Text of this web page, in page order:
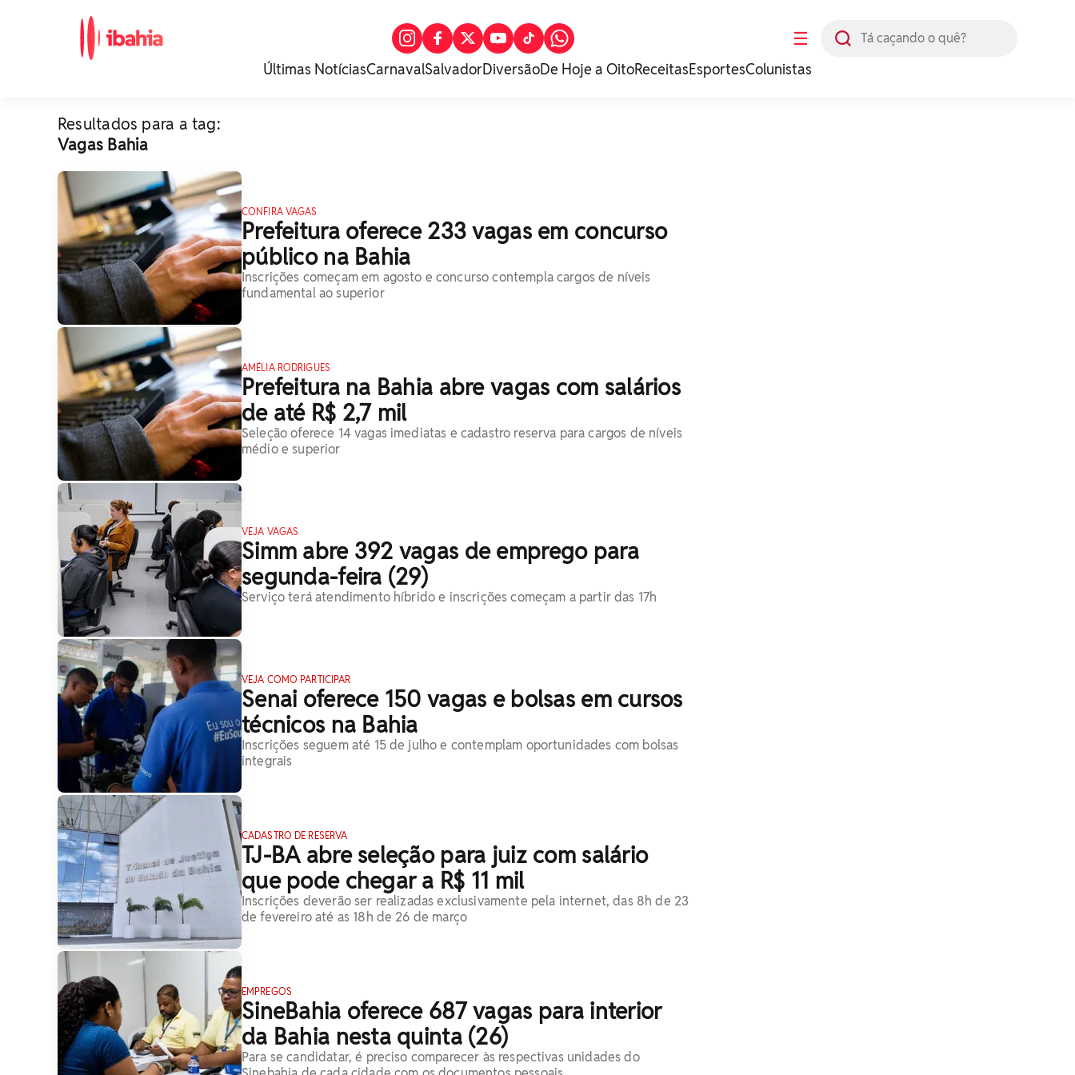
☰
Últimas NotíciasCarnavalSalvadorDiversãoDe Hoje a OitoReceitasEsportesColunistas
Resultados para a tag:
Vagas Bahia
CONFIRA VAGAS
Prefeitura oferece 233 vagas em concurso
público na Bahia
Inscrições começam em agosto e concurso contempla cargos de níveis
fundamental ao superior
AMÉLIA RODRIGUES
Prefeitura na Bahia abre vagas com salários
de até R$ 2,7 mil
Seleção oferece 14 vagas imediatas e cadastro reserva para cargos de níveis
médio e superior
VEJA VAGAS
Simm abre 392 vagas de emprego para
segunda-feira (29)
Serviço terá atendimento híbrido e inscrições começam a partir das 17h
VEJA COMO PARTICIPAR
Senai oferece 150 vagas e bolsas em cursos
técnicos na Bahia
Inscrições seguem até 15 de julho e contemplam oportunidades com bolsas
integrais
CADASTRO DE RESERVA
TJ-BA abre seleção para juiz com salário
que pode chegar a R$ 11 mil
Inscrições deverão ser realizadas exclusivamente pela internet, das 8h de 23
de fevereiro até as 18h de 26 de março
EMPREGOS
SineBahia oferece 687 vagas para interior
da Bahia nesta quinta (26)
Para se candidatar, é preciso comparecer às respectivas unidades do